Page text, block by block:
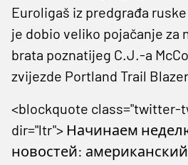
Euroligaš iz predgrađa
je dobio veliko pojačanje za
brata poznatijeg C.J.-a
zvijezde Portland Trail
<blockquote class="twitter-
dir="ltr"> Начинаем
новостей: